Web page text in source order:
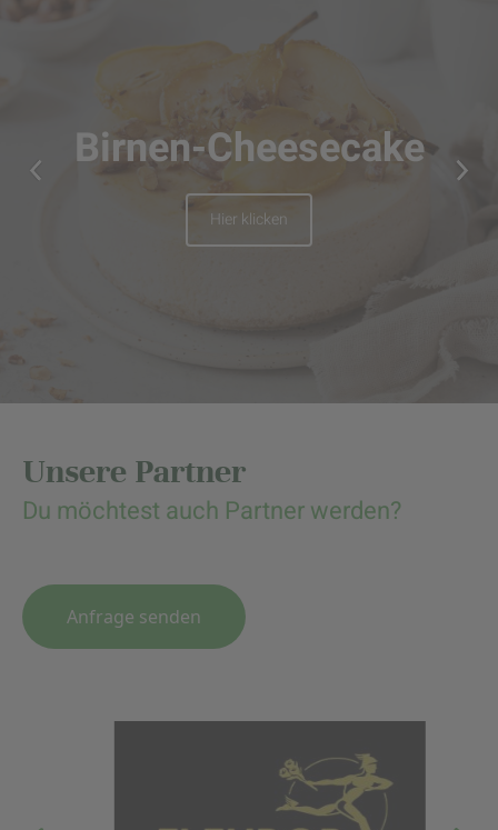
Birnen-Cheesecake
Hier klicken
Unsere Partner
Du möchtest auch Partner werden?
Anfrage senden